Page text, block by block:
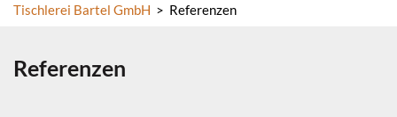
Tischlerei Bartel GmbH > Referenzen
Referenzen